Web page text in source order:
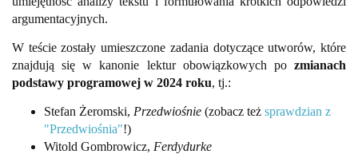
argumentacyjnych.
W teście zostały umieszczone zadania dotyczące utworów, które
znajdują się w kanonie lektur obowiązkowych po zmianach
podstawy programowej w 2024 roku, tj.:
Stefan Żeromski, Przedwiośnie (zobacz też sprawdzian z
"Przedwiośnia"!)
Witold Gombrowicz, Ferdydurke